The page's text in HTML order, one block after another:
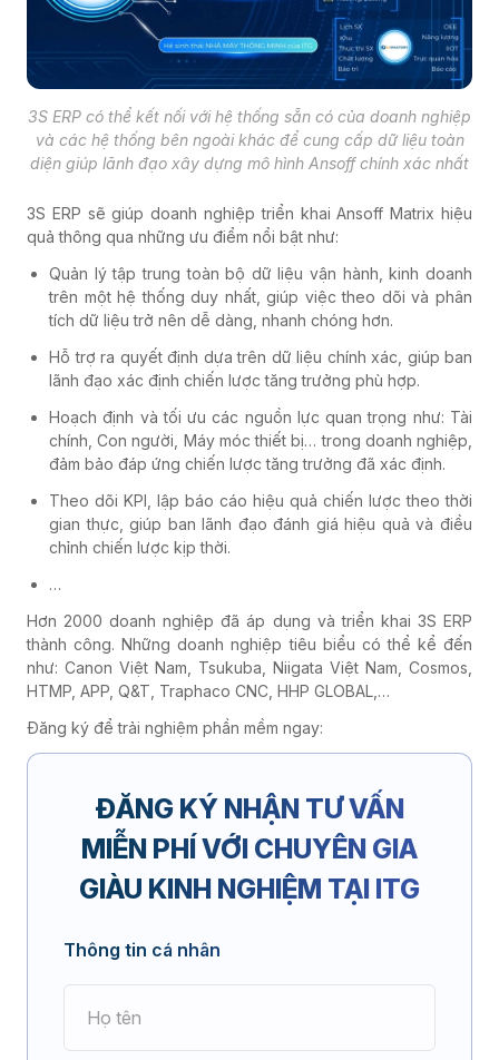
3S ERP có thể kết nối với hệ thống sẵn có của doanh nghiệp
và các hệ thống bên ngoài khác để cung cấp dữ liệu toàn
diện giúp lãnh đạo xây dựng mô hình Ansoff chính xác nhất
3S ERP sẽ giúp doanh nghiệp triển khai Ansoff Matrix hiệu
quả thông qua những ưu điểm nổi bật như:
Quản lý tập trung toàn bộ dữ liệu vận hành, kinh doanh
trên một hệ thống duy nhất, giúp việc theo dõi và phân
tích dữ liệu trở nên dễ dàng, nhanh chóng hơn.
Hỗ trợ ra quyết định dựa trên dữ liệu chính xác, giúp ban
lãnh đạo xác định chiến lược tăng trưởng phù hợp.
Hoạch định và tối ưu các nguồn lực quan trọng như: Tài
chính, Con người, Máy móc thiết bị… trong doanh nghiệp,
đảm bảo đáp ứng chiến lược tăng trưởng đã xác định.
Theo dõi KPI, lập báo cáo hiệu quả chiến lược theo thời
gian thực, giúp ban lãnh đạo đánh giá hiệu quả và điều
chỉnh chiến lược kịp thời.
…
Hơn 2000 doanh nghiệp đã áp dụng và triển khai 3S ERP
thành công. Những doanh nghiệp tiêu biểu có thể kể đến
như: Canon Việt Nam, Tsukuba, Niigata Việt Nam, Cosmos,
HTMP, APP, Q&T, Traphaco CNC, HHP GLOBAL,…
Đăng ký để trải nghiệm phần mềm ngay:
ĐĂNG KÝ NHẬN TƯ VẤN
MIỄN PHÍVỚI CHUYÊN GIA
GIÀU KINH NGHIỆM TẠI ITG
Thông tin cá nhân